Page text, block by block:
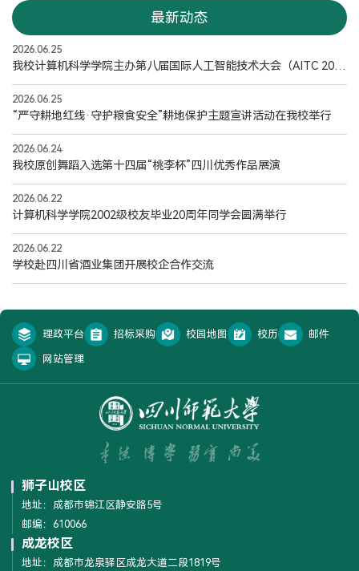
最新动态
2026.06.25
我校计算机科学学院主办第八届国际人工智能技术大会（AITC 2026）圆满落幕
2026.06.25
“严守耕地红线·守护粮食安全”耕地保护主题宣讲活动在我校举行
2026.06.24
我校原创舞蹈入选第十四届“桃李杯”四川优秀作品展演
2026.06.22
计算机科学学院2002级校友毕业20周年同学会圆满举行
2026.06.22
学校赴四川省酒业集团开展校企合作交流
理政平台 招标采购 校园地图 校历 邮件
网站管理
狮子山校区
地址：成都市锦江区静安路5号
邮编：610066
成龙校区
地址：成都市龙泉驿区成龙大道二段1819号